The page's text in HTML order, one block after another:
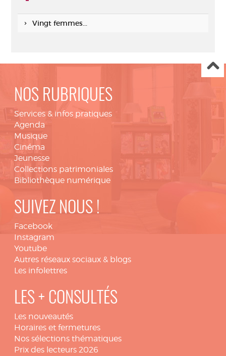
Vingt femmes...
NOS RUBRIQUES
Services & infos pratiques
Agenda
Musique
Cinéma
Jeunesse
Collections patrimoniales
Bibliothèque numérique
SUIVEZ NOUS !
Facebook
Instagram
Youtube
Autres réseaux sociaux & blogs
Les infolettres
LES + CONSULTÉS
Les nouveautés
Horaires et fermetures
Nos sélections thématiques
Prix des lecteurs 2026